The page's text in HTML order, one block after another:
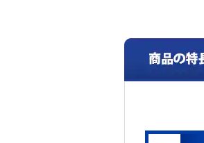
果となる。
※5：国内壁掛け形
除。フィルター掃
※8：運転安定時約1